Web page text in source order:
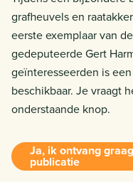
grafheuvels en
eerste exemplaar van
gedeputeerde Gert
geïnteresseerden is
beschikbaar. Je vraagt
onderstaande knop.
Ja, ik ontvang
publicatie